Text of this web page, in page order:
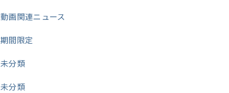
動画関連ニュース
期間限定
未分類
未分類